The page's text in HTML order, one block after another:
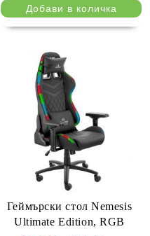
Геймърски стол Nemesis
Ultimate Edition, RGB